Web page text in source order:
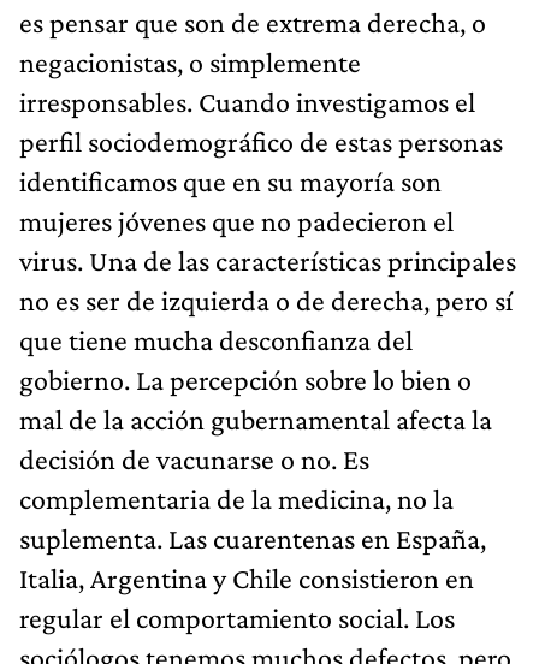
es pensar que son de extrema derecha, o
negacionistas, o simplemente
irresponsables. Cuando investigamos el
perfil sociodemográfico de estas personas
identificamos que en su mayoría son
mujeres jóvenes que no padecieron el
virus. Una de las características principales
no es ser de izquierda o de derecha, pero sí
que tiene mucha desconfianza del
gobierno. La percepción sobre lo bien o
mal de la acción gubernamental afecta la
decisión de vacunarse o no. Es
complementaria de la medicina, no la
suplementa. Las cuarentenas en España,
Italia, Argentina y Chile consistieron en
regular el comportamiento social. Los
sociólogos tenemos muchos defectos, pero